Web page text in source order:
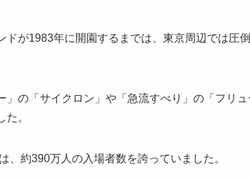
ドが1983年に開園するまでは、東京周辺では圧
」の「サイクロン」や「急流すべり」の「フリ
た。
、約390万人の入場者数を誇っていました。